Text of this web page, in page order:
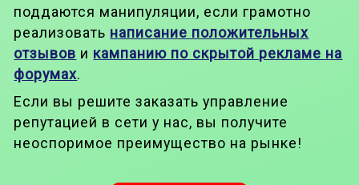
поддаются манипуляции, если грамотно
реализовать написание положительных
отзывов и кампанию по скрытой рекламе на
форумах.
Если вы решите заказать управление
репутацией в сети у нас, вы получите
неоспоримое преимущество на рынке!